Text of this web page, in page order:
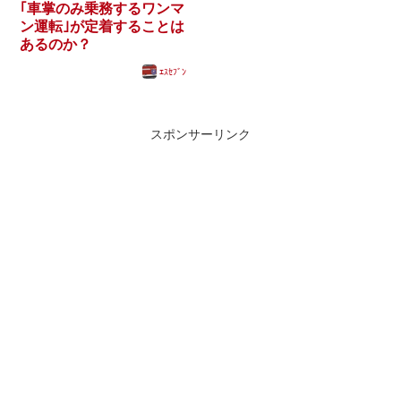
｢車掌のみ乗務するワンマ
ン運転｣が定着することは
あるのか？
ｴｽｾﾌﾞﾝ
スポンサーリンク